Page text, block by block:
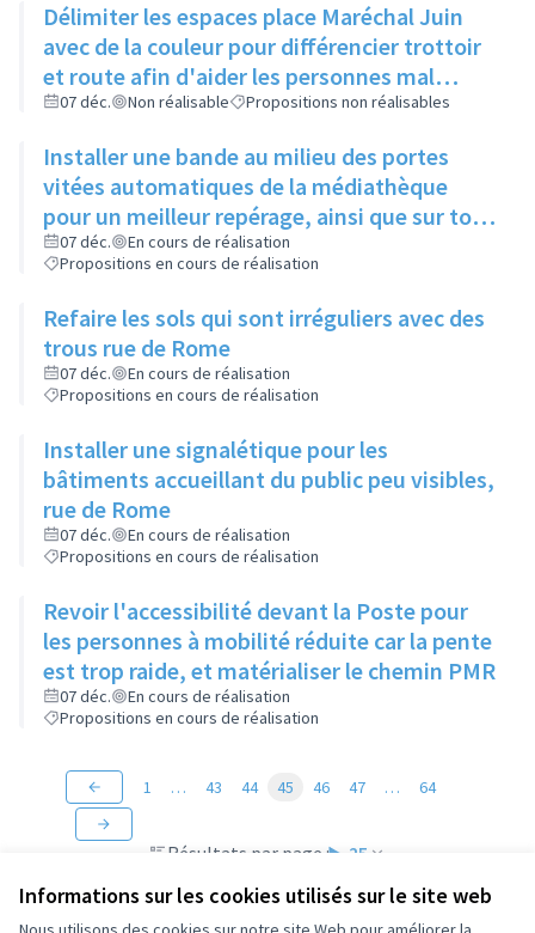
Informations sur les cookies utilisés sur le site web
Délimiter les espaces place Maréchal Juin
avec de la couleur pour différencier trottoir
et route afin d'aider les personnes mal
voyantes
07 déc. Non réalisable Propositions non réalisables
Installer une bande au milieu des portes
vitées automatiques de la médiathèque
pour un meilleur repérage, ainsi que sur tous
les bâtiments municipaux
07 déc.
En cours de réalisation
Propositions en cours de réalisation
Refaire les sols qui sont irréguliers avec des
trous rue de Rome
07 déc.
En cours de réalisation
Propositions en cours de réalisation
Installer une signalétique pour les
bâtiments accueillant du public peu visibles,
rue de Rome
07 déc.
En cours de réalisation
Propositions en cours de réalisation
Revoir l'accessibilité devant la Poste pour
les personnes à mobilité réduite car la pente
est trop raide, et matérialiser le chemin PMR
07 déc.
En cours de réalisation
Propositions en cours de réalisation
Résultats par page : 25
1 … 43 44 45 46 47 … 64